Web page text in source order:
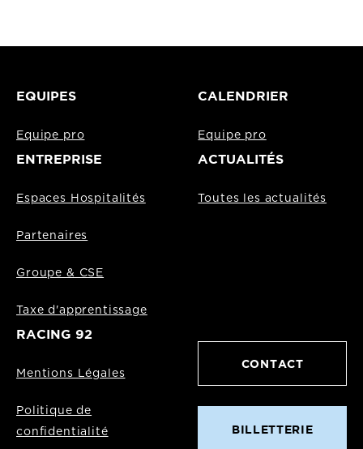
EQUIPES
Equipe pro
CALENDRIER
Equipe pro
ENTREPRISE
Espaces Hospitalités
Partenaires
Groupe & CSE
Taxe d'apprentissage
ACTUALITÉS
Toutes les actualités
RACING 92
Mentions Légales
Politique de
confidentialité
CONTACT
BILLETTERIE